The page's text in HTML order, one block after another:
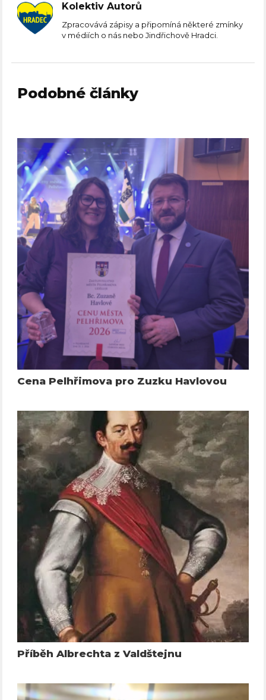
Kolektiv Autorů
Zpracovává zápisy a připomíná některé zmínky
v médiích o nás nebo Jindřichově Hradci.
Podobné články
Cena Pelhřimova pro Zuzku Havlovou
Příběh Albrechta z Valdštejnu